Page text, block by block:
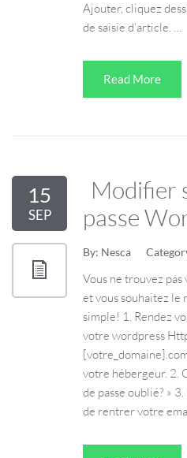
Ajouter, cliquez
de saisie d’article. …
Read More
15
SEP
Modifier
passe
By: Nesca
Vous ne trouvez
et vous souhaitez le
simple! 1. Rendez
votre wordpress
votre hébergeur. 2.
de passe oublié? »
de rentrer votre